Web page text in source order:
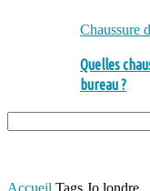
Chaussure
Quelles
bureau ?